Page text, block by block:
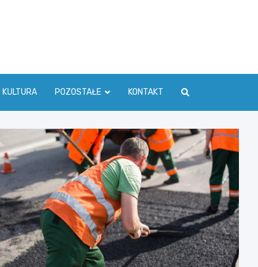
KULTURA POZOSTAŁE KONTAKT